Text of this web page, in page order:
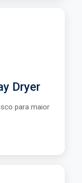
Dryer
para maior